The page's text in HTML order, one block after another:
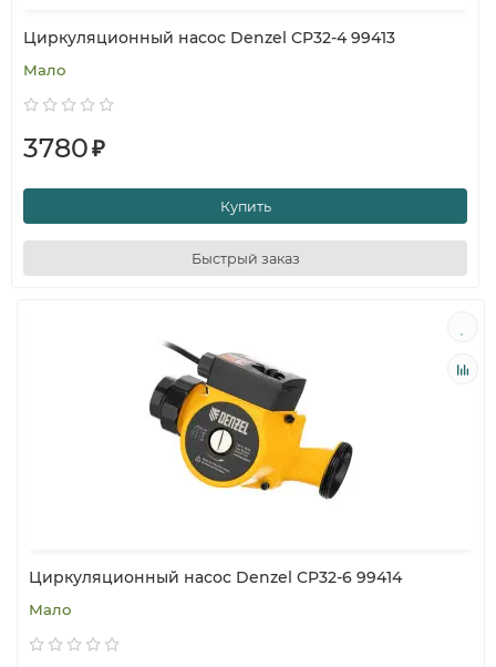
Циркуляционный насос Denzel CP32-4 99413
Мало
3780₽
Купить
Быстрый заказ
Циркуляционный насос Denzel CP32-6 99414
Мало